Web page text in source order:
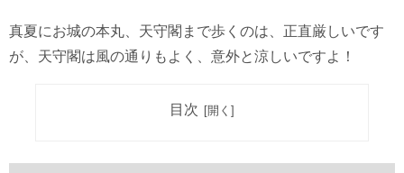
真夏にお城の本丸、天守閣まで歩くのは、正直厳しいです
が、天守閣は風の通りもよく、意外と涼しいですよ！
目次